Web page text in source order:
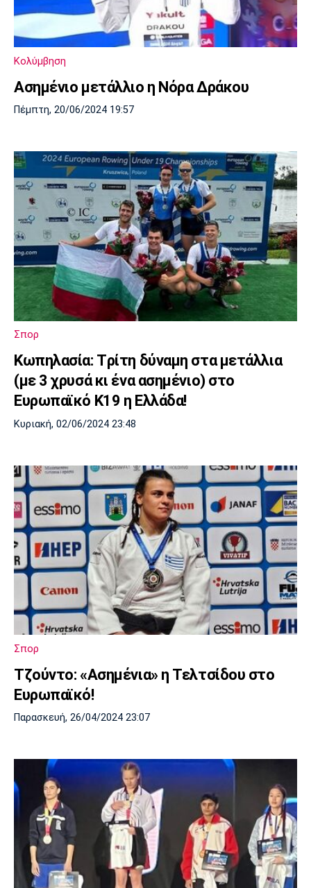
Πολιτισμός
Τραγούδια
Cine Spot
Running
Παρασκήνιο
Πρόγραμμα TV
Μπαρτσελόνα
Ρεάλ
Μαδρίτης
Ατλέτικο
Μαδρίτης
Μάντσεστερ
Γιουνάιτεντ
Τσέλσι Άρσεναλ
Λίβερπουλ
Μάντσεστερ
Γιουβέντους
Ίντερ Μίλαν
Μπορούσια
Ντόρτμουντ
Παρί Σεν
Ζερμέν
Μαρσέιγ
Μονακό
Ερυθρός
Αστέρας
Τότεναμ
Κολύμβηση
Ασημένιο μετάλλιο η Νόρα Δράκου
Πέμπτη, 20/06/2024 19:57
Σπορ
Κωπηλασία: Tρίτη δύναμη στα μετάλλια
(με 3 χρυσά κι ένα ασημένιο) στο
Ευρωπαϊκό Κ19 η Ελλάδα!
Κυριακή, 02/06/2024 23:48
Σπορ
Tζούντο: «Ασημένια» η Τελτσίδου στο
Ευρωπαϊκό!
Παρασκευή, 26/04/2024 23:07